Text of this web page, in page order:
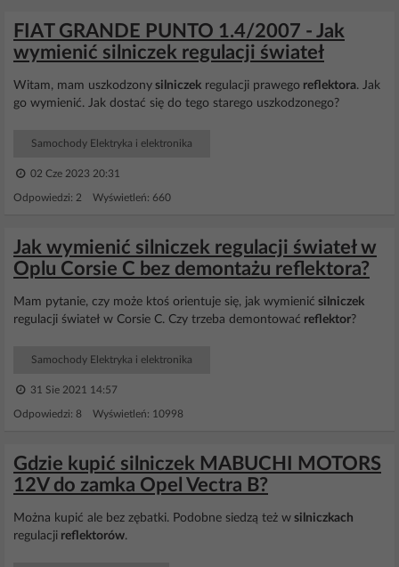
FIAT GRANDE PUNTO 1.4/2007 - Jak
wymienić silniczek regulacji świateł
Witam, mam uszkodzony silniczek regulacji prawego reflektora. Jak
go wymienić. Jak dostać się do tego starego uszkodzonego?
Samochody Elektryka i elektronika
02 Cze 2023 20:31
Odpowiedzi: 2 Wyświetleń: 660
Jak wymienić silniczek regulacji świateł w
Oplu Corsie C bez demontażu reflektora?
Mam pytanie, czy może ktoś orientuje się, jak wymienić silniczek
regulacji świateł w Corsie C. Czy trzeba demontować reflektor?
Samochody Elektryka i elektronika
31 Sie 2021 14:57
Odpowiedzi: 8 Wyświetleń: 10998
Gdzie kupić silniczek MABUCHI MOTORS
12V do zamka Opel Vectra B?
Można kupić ale bez zębatki. Podobne siedzą też w silniczkach
regulacji reflektorów.